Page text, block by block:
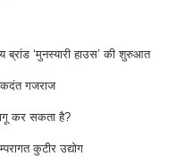
ब्रांड ‘मुनस्यारी हाउस’ की शुरुआत
गजराज
कर सकता है?
कुटीर उद्योग